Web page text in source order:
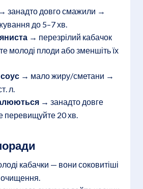
занадто довго смажили →
до 5–7 хв.
→ перезрілий кабачок
молоді плоди або зменшіть їх
→ мало жиру/сметани →
л.
→ занадто довге
20 хв.
кабачки — вони соковитіші